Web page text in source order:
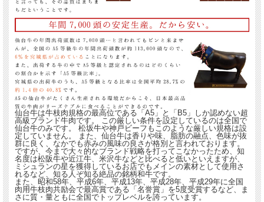
仙台牛は牛枝肉規格の最高位である「A5」と「B5」しか認めない超
高級ブランド牛肉です。 この厳しい条件を設定しているのは全国で
仙台牛のみです。 松坂牛や神戸ビーフもこのような厳しい規格は設
定していません。 また、仙台牛は香りや味、脂肪の融点、色味が抜
群に良く、なかでも赤みの風味の良さが格別と言われております。
ですが、今まで大々的なブランド戦略を打ってこなかったため、知
名度は松阪牛や近江牛、米沢牛などと比べると低いといえますが、
ミシュランの星を獲得しているお店でもメインの素材として使用さ
れるなど、知る人ぞ知る絶品の銘柄和牛です。
また、昭和58年、平成6年、平成13年、平成28年、平成29年に全国
肉用牛枝肉共励会で最高賞である「名誉賞」を5度受賞するなど、ま
さに質・量ともに全国でトップレベルを誇っています。